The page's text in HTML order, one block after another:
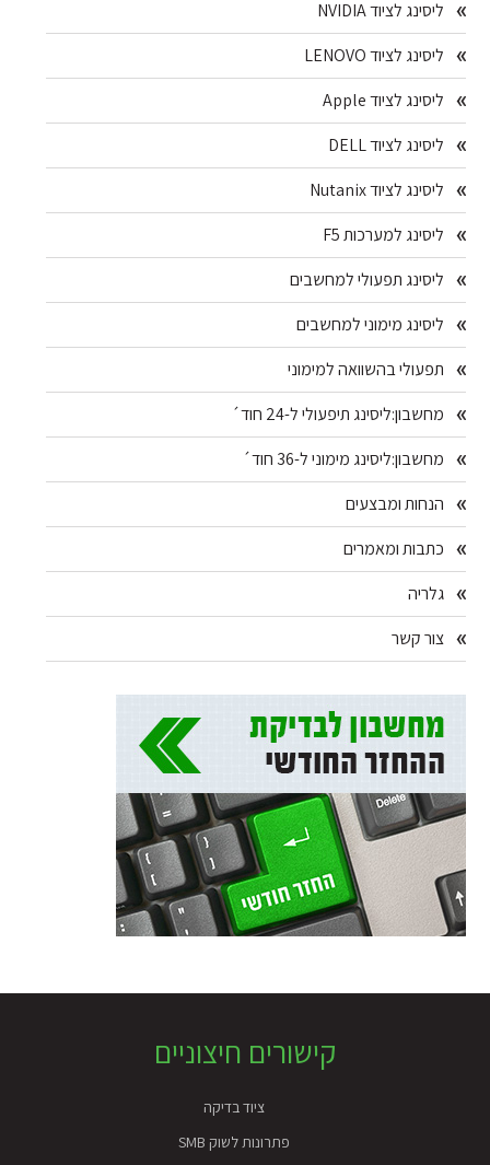
ליסינג לציוד NVIDIA
ליסינג לציוד LENOVO
ליסינג לציוד Apple
ליסינג לציוד DELL
ליסינג לציוד Nutanix
ליסינג למערכות F5
ליסינג תפעולי למחשבים
ליסינג מימוני למחשבים
תפעולי בהשוואה למימוני
מחשבון:ליסינג תיפעולי ל-24 חוד´
מחשבון:ליסינג מימוני ל-36 חוד´
הנחות ומבצעים
כתבות ומאמרים
גלריה
צור קשר
קישורים חיצוניים
ציוד בדיקה
פתרונות לשוק SMB